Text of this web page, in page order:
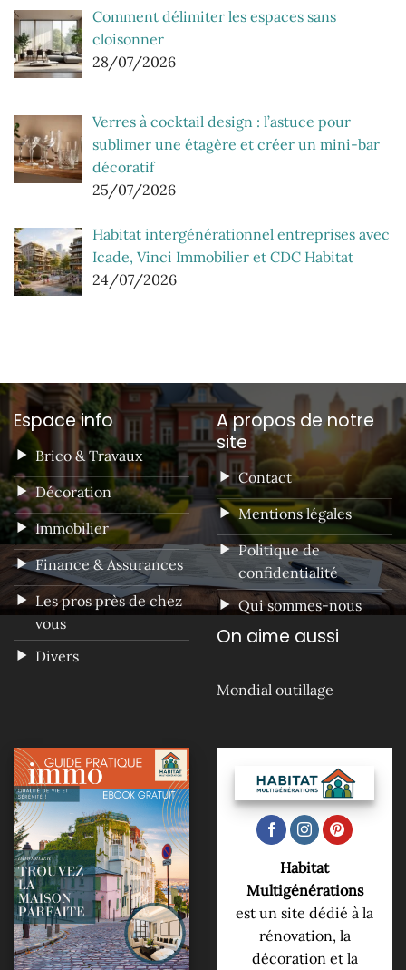
Comment délimiter les espaces sans
cloisonner
28/07/2026
Verres à cocktail design : l’astuce pour
sublimer une étagère et créer un mini-bar
décoratif
25/07/2026
Habitat intergénérationnel entreprises avec
Icade, Vinci Immobilier et CDC Habitat
24/07/2026
Espace info
Brico & Travaux
Décoration
Immobilier
Finance & Assurances
Les pros près de chez
vous
Divers
A propos de notre
site
Contact
Mentions légales
Politique de
confidentialité
Qui sommes-nous
On aime aussi
Mondial outillage
Habitat
Multigénérations
est un site dédié à la
rénovation, la
décoration et la